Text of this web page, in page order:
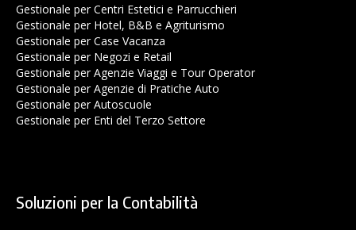
Gestionale per Centri Estetici e Parrucchieri
Gestionale per Hotel, B&B e Agriturismo
Gestionale per Case Vacanza
Gestionale per Negozi e Retail
Gestionale per Agenzie Viaggi e Tour Operator
Gestionale per Agenzie di Pratiche Auto
Gestionale per Autoscuole
Gestionale per Enti del Terzo Settore
Soluzioni per la Contabilità